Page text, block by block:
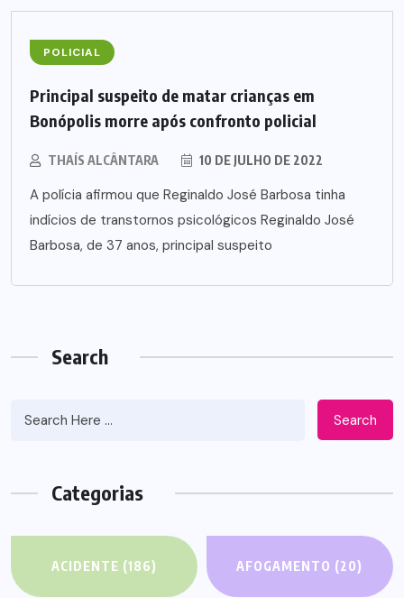
POLICIAL
Principal suspeito de matar crianças em
Bonópolis morre após confronto policial
THAÍS ALCÂNTARA 10 DE JULHO DE 2022
A polícia afirmou que Reginaldo José Barbosa tinha
indícios de transtornos psicológicos Reginaldo José
Barbosa, de 37 anos, principal suspeito
Search
Search
Categorias
ACIDENTE (186) AFOGAMENTO (20)